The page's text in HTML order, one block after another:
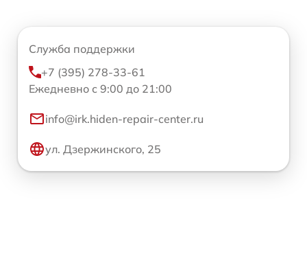
Служба поддержки
+7 (395) 278-33-61
Ежедневно с 9:00 до 21:00
info@irk.hiden-repair-center.ru
ул. Дзержинского, 25